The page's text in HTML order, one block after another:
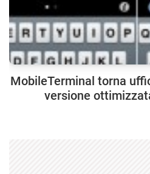
MobileTerminal torna
versione